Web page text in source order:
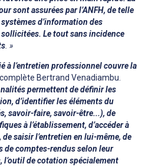
sont assurées par l’ANFH, de telle
d’information des
Le tout sans incidence
. »
à l’entretien professionnel couvre la
Bertrand Venadiambu.
permettent de définir les
d’identifier les éléments du
savoir-faire, savoir-être...), de
à l’établissement, d’accéder à
saisir l’entretien en lui-même, de
de comptes-rendus selon leur
l’outil de cotation spécialement